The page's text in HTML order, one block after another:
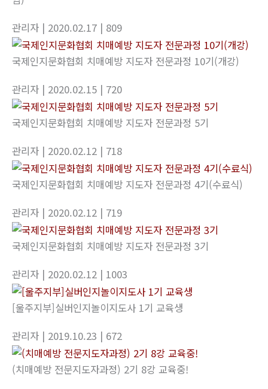
관리자 | 2020.02.17 | 809
국제인지문화협회 치매예방 지도자 전문과정 10기(개강)
관리자 | 2020.02.15 | 720
국제인지문화협회 치매예방 지도자 전문과정 5기
관리자 | 2020.02.12 | 718
국제인지문화협회 치매예방 지도자 전문과정 4기(수료식)
관리자 | 2020.02.12 | 719
국제인지문화협회 치매예방 지도자 전문과정 3기
관리자 | 2020.02.12 | 1003
[울주지부]실버인지놀이지도사 1기 교육생
관리자 | 2019.10.23 | 672
(치매예방 전문지도자과정) 2기 8강 교육중!